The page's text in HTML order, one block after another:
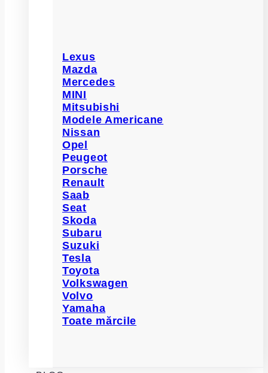
Lexus
Mazda
Mercedes
MINI
Mitsubishi
Modele Americane
Nissan
Opel
Peugeot
Porsche
Renault
Saab
Seat
Skoda
Subaru
Suzuki
Tesla
Toyota
Volkswagen
Volvo
Yamaha
Toate mărcile